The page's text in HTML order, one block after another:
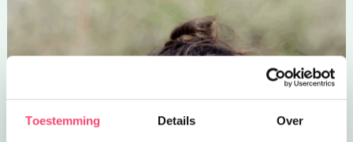
Toestemming Details Over